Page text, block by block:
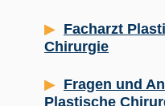
Facharzt
Chirurgie
Fragen und
Plastische